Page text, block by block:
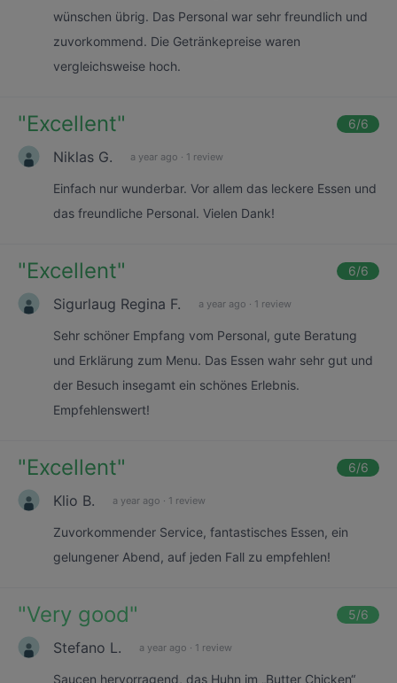
wünschen übrig. Das Personal war sehr freundlich und
zuvorkommend. Die Getränkepreise waren
vergleichsweise hoch.
"Excellent" 6/6
Niklas G. a year ago · 1 review
Einfach nur wunderbar. Vor allem das leckere Essen und
das freundliche Personal. Vielen Dank!
"Excellent" 6/6
Sigurlaug Regina F. a year ago · 1 review
Sehr schöner Empfang vom Personal, gute Beratung
und Erklärung zum Menu. Das Essen wahr sehr gut und
der Besuch insegamt ein schönes Erlebnis.
Empfehlenswert!
"Excellent" 6/6
Klio B. a year ago · 1 review
Zuvorkommender Service, fantastisches Essen, ein
gelungener Abend, auf jeden Fall zu empfehlen!
"Very good" 5/6
Stefano L. a year ago · 1 review
Saucen hervorragend, das Huhn im „Butter Chicken“